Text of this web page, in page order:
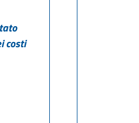
costi